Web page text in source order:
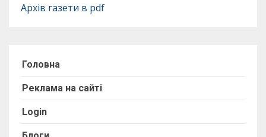
Архів газети в pdf
Головна
Реклама на сайті
Login